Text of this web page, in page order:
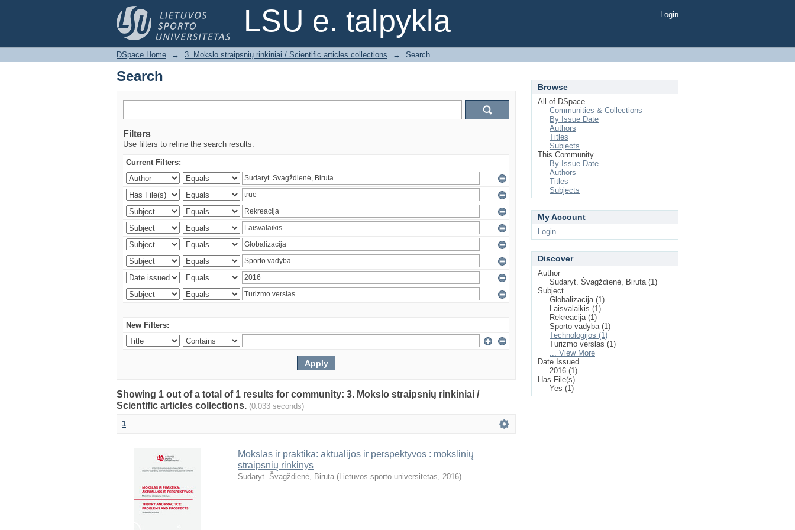
LSU e. talpykla
Search Login
DSpace Home → 3. Mokslo straipsnių rinkiniai / Scientific articles collections → Search
Search
Filters
Use filters to refine the search results.
Current Filters:
New Filters:
Showing 1 out of a total of 1 results for community: 3. Mokslo straipsnių rinkiniai /
Scientific articles collections. (0.033 seconds)
1
Mokslas ir praktika: aktualijos ir perspektyvos : mokslinių
straipsnių rinkinys
Sudaryt. Švagždienė, Biruta (Lietuvos sporto universitetas, 2016)
Browse
All of DSpace
Communities & Collections
By Issue Date
Authors
Titles
Subjects
This Community
By Issue Date
Authors
Titles
Subjects
My Account
Login
Discover
Author
Sudaryt. Švagždienė, Biruta (1)
Subject
Globalizacija (1)
Laisvalaikis (1)
Rekreacija (1)
Sporto vadyba (1)
Technologijos (1)
Turizmo verslas (1)
... View More
Date Issued
2016 (1)
Has File(s)
Yes (1)